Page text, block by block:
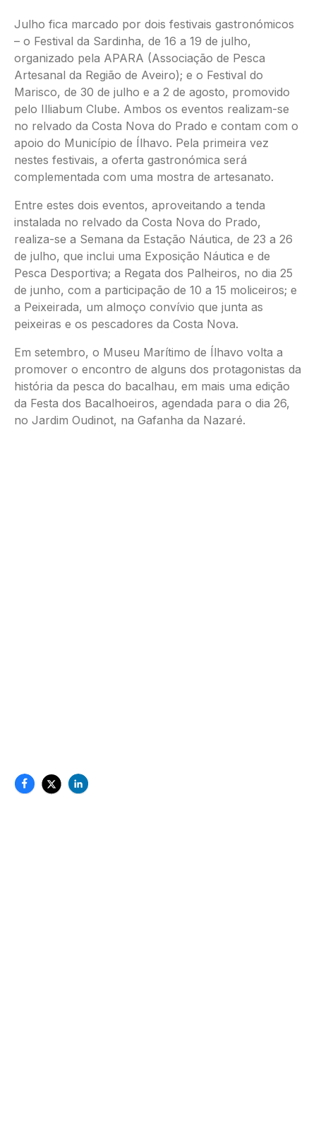
Julho fica marcado por dois festivais gastronómicos
– o Festival da Sardinha, de 16 a 19 de julho,
organizado pela APARA (Associação de Pesca
Artesanal da Região de Aveiro); e o Festival do
Marisco, de 30 de julho e a 2 de agosto, promovido
pelo Illiabum Clube. Ambos os eventos realizam-se
no relvado da Costa Nova do Prado e contam com o
apoio do Município de Ílhavo. Pela primeira vez
nestes festivais, a oferta gastronómica será
complementada com uma mostra de artesanato.
Entre estes dois eventos, aproveitando a tenda
instalada no relvado da Costa Nova do Prado,
realiza-se a Semana da Estação Náutica, de 23 a 26
de julho, que inclui uma Exposição Náutica e de
Pesca Desportiva; a Regata dos Palheiros, no dia 25
de junho, com a participação de 10 a 15 moliceiros; e
a Peixeirada, um almoço convívio que junta as
peixeiras e os pescadores da Costa Nova.
Em setembro, o Museu Marítimo de Ílhavo volta a
promover o encontro de alguns dos protagonistas da
história da pesca do bacalhau, em mais uma edição
da Festa dos Bacalhoeiros, agendada para o dia 26,
no Jardim Oudinot, na Gafanha da Nazaré.